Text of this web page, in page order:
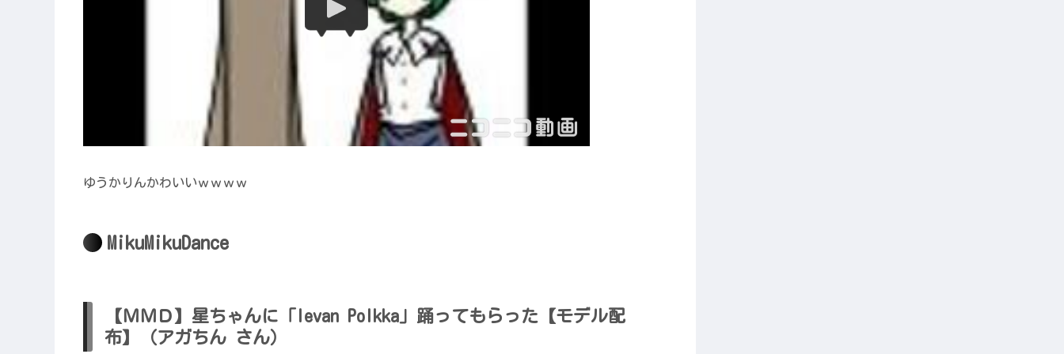
ゆうかりんかわいいｗｗｗｗ
MikuMikuDance
【ＭＭＤ】星ちゃんに「Ievan Polkka」踊ってもらった【モデル配
布】（アガちん さん）